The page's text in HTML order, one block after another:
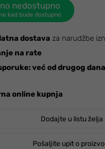
nedostupno
kad bude dostupno
dostava za narudžbe
na rate
već od drugog dana
online kupnja
Dodajte u listu želja
Pošaljite upit o